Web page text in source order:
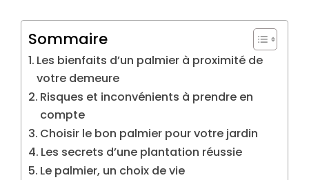
Sommaire
Les bienfaits d’un palmier à proximité de
votre demeure
Risques et inconvénients à prendre en
compte
Choisir le bon palmier pour votre jardin
Les secrets d’une plantation réussie
Le palmier, un choix de vie